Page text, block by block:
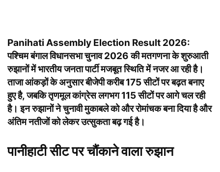
Panihati Assembly Election Result 2026:
पश्चिम बंगाल विधानसभा चुनाव 2026 की मतगणना के शुरुआती
रुझानों में भारतीय जनता पार्टी मजबूत स्थिति में नजर आ रही है।
ताजा आंकड़ों के अनुसार बीजेपी करीब 175 सीटों पर बढ़त बनाए
हुए है, जबकि तृणमूल कांग्रेस लगभग 115 सीटों पर आगे चल रही
है। इन रुझानों ने चुनावी मुकाबले को और रोमांचक बना दिया है और
अंतिम नतीजों को लेकर उत्सुकता बढ़ गई है।
पानीहाटी सीट पर चौंकाने वाला रुझान